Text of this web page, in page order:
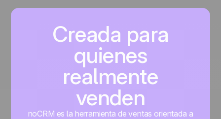
Creada para
quienes
realmente
venden
noCRM es la herramienta de ventas orientada a